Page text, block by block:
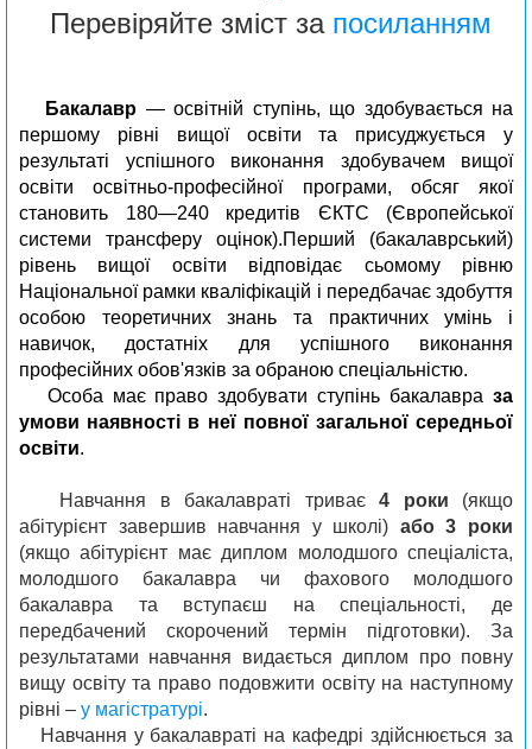
Перевіряйте зміст за посиланням
Бакалавр — освітній ступінь, що здобувається на
першому рівні вищої освіти та присуджується у
результаті успішного виконання здобувачем вищої
освіти освітньо-професійної програми, обсяг якої
становить 180—240 кредитів ЄКТС (Європейської
системи трансферу оцінок).Перший (бакалаврський)
рівень вищої освіти відповідає сьомому рівню
Національної рамки кваліфікацій і передбачає здобуття
особою теоретичних знань та практичних умінь і
навичок, достатніх для успішного виконання
професійних обов'язків за обраною спеціальністю.
Особа має право здобувати ступінь бакалавра за
умови наявності в неї повної загальної середньої
освіти.
Навчання в бакалавраті триває4 роки (якщо
абітурієнт завершив навчання у школі) або 3 роки
(якщо абітурієнт має диплом молодшого спеціаліста,
молодшого бакалавра чи фахового молодшого
бакалавра та вступаєш на спеціальності, де
передбачений скорочений термін підготовки). За
результатами навчання видається диплом про повну
вищу освіту та право подовжити освіту на наступному
рівні – у магістратурі.
Навчання у бакалавраті на кафедрі здійснюється за